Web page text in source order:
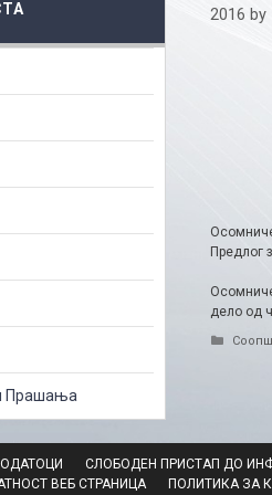
2016 by
Предлог
дело од
Прашања
СЛОБОДЕН ПРИСТАП ДО
ВЕБ СТРАНИЦА
ПОЛИТИКА ЗА